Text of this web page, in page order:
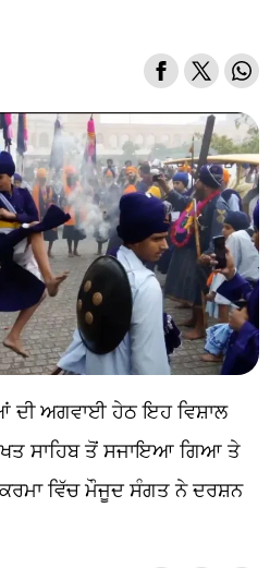
ਦੀ ਅਗਵਾਈ ਹੇਠ ਇਹ ਵਿਸ਼ਾਲ
ਸਾਹਿਬ ਤੋਂ ਸਜਾਇਆ ਗਿਆ ਤੇ
ਵਿੱਚ ਮੌਜੂਦ ਸੰਗਤ ਨੇ ਦਰਸ਼ਨ